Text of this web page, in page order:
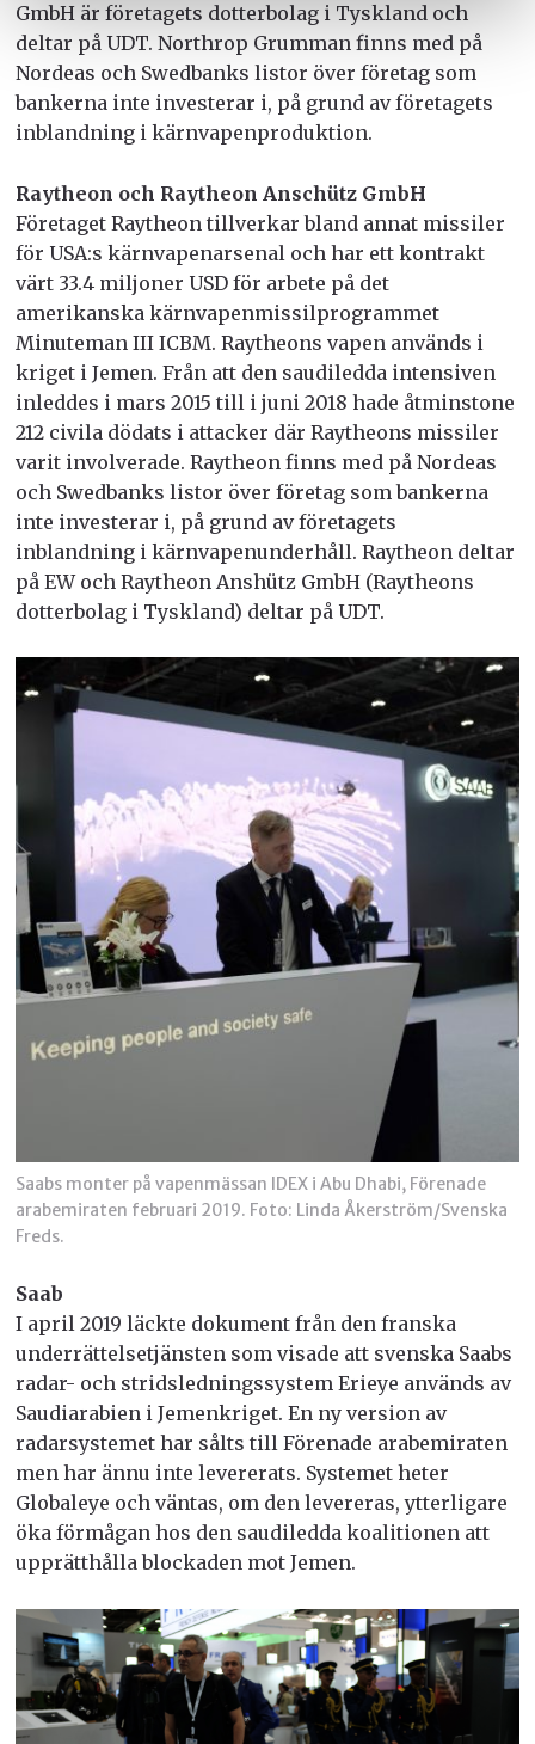
GmbH är företagets dotterbolag i Tyskland och
deltar på UDT. Northrop Grumman finns med på
Nordeas och Swedbanks listor över företag som
bankerna inte investerar i, på grund av företagets
inblandning i kärnvapenproduktion.
Raytheon och Raytheon Anschütz GmbH
Företaget Raytheon tillverkar bland annat missiler
för USA:s kärnvapenarsenal och har ett kontrakt
värt 33.4 miljoner USD för arbete på det
amerikanska kärnvapenmissilprogrammet
Minuteman III ICBM. Raytheons vapen används i
kriget i Jemen. Från att den saudiledda intensiven
inleddes i mars 2015 till i juni 2018 hade åtminstone
212 civila dödats i attacker där Raytheons missiler
varit involverade. Raytheon finns med på Nordeas
och Swedbanks listor över företag som bankerna
inte investerar i, på grund av företagets
inblandning i kärnvapenunderhåll. Raytheon deltar
på EW och Raytheon Anshütz GmbH (Raytheons
dotterbolag i Tyskland) deltar på UDT.
Saabs monter på vapenmässan IDEX i Abu Dhabi, Förenade
arabemiraten februari 2019. Foto: Linda Åkerström/Svenska
Freds.
Saab
I april 2019 läckte dokument från den franska
underrättelsetjänsten som visade att svenska Saabs
radar- och stridsledningssystem Erieye används av
Saudiarabien i Jemenkriget. En ny version av
radarsystemet har sålts till Förenade arabemiraten
men har ännu inte levererats. Systemet heter
Globaleye och väntas, om den levereras, ytterligare
öka förmågan hos den saudiledda koalitionen att
upprätthålla blockaden mot Jemen.